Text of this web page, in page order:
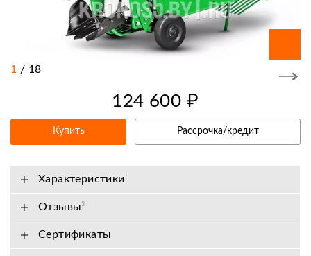
1 / 18
124 600 ₽
Купить Рассрочка/кредит
Характеристики
Отзывы3
Сертификаты